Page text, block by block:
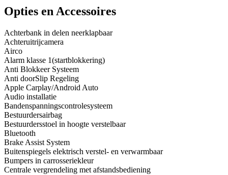
Opties en Accessoires
Achterbank in delen neerklapbaar
Achteruitrijcamera
Airco
Alarm klasse 1(startblokkering)
Anti Blokkeer Systeem
Anti doorSlip Regeling
Apple Carplay/Android Auto
Audio installatie
Bandenspanningscontrolesysteem
Bestuurdersairbag
Bestuurdersstoel in hoogte verstelbaar
Bluetooth
Brake Assist System
Buitenspiegels elektrisch verstel- en verwarmbaar
Bumpers in carrosseriekleur
Centrale vergrendeling met afstandsbediening